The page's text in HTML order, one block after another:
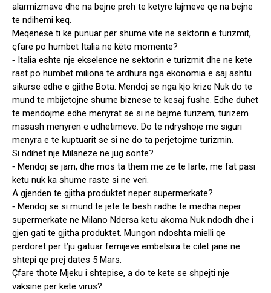
alarmizmave dhe na bejne preh te ketyre lajmeve qe na bejne
te ndihemi keq.
Meqenese ti ke punuar per shume vite ne sektorin e turizmit,
çfare po humbet Italia ne këto momente?
⁃ Italia eshte nje ekselence ne sektorin e turizmit dhe ne kete
rast po humbet miliona te ardhura nga ekonomia e saj ashtu
sikurse edhe e gjithe Bota. Mendoj se nga kjo krize Nuk do te
mund te mbijetojne shume biznese te kesaj fushe. Edhe duhet
te mendojme edhe menyrat se si ne bejme turizem, turizem
masash menyren e udhetimeve. Do te ndryshoje me siguri
menyra e te kuptuarit se si ne do ta perjetojme turizmin.
Si ndihet nje Milaneze ne jug sonte?
⁃ Mendoj se jam, dhe mos ta them me ze te larte, me fat pasi
ketu nuk ka shume raste si ne veri.
A gjenden te gjitha produktet neper supermerkate?
⁃ Mendoj se si mund te jete te besh radhe te medha neper
supermerkate ne Milano Ndersa ketu akoma Nuk ndodh dhe i
gjen gati te gjitha produktet. Mungon ndoshta mielli qe
perdoret per t’ju gatuar femijeve embelsira te cilet janë ne
shtepi qe prej dates 5 Mars.
Çfare thote Mjeku i shtepise, a do te kete se shpejti nje
vaksine per kete virus?